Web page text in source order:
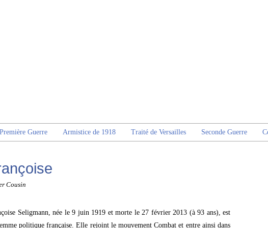
Première Guerre Armistice de 1918 Traité de Versailles Seconde Guerre
Cousin
Seligmann, née le 9 juin 1919 et morte le 27 février 2013 (à 93 ans), est
politique française. Elle rejoint le mouvement Combat et entre ainsi dans